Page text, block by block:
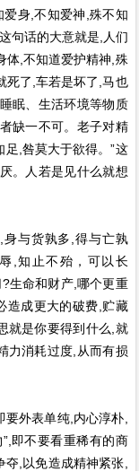
爱身,不知爱神,殊不知
句话的大意就是,人们
体,不知道爱护精神,殊
死了,车若是坏了,马也
眠、生活环境等物质
缺一不可。老子对精
足,咎莫大于欲得。”这
。人若是见什么就想
与货孰多,得与亡孰
,知止不殆，可以长
生命和财产,哪个更重
造成更大的破费,贮藏
就是你要得到什么,就
力消耗过度,从而有损
外表单纯,内心淳朴,
即不要看重稀有的商
夺,以免造成精神紧张,